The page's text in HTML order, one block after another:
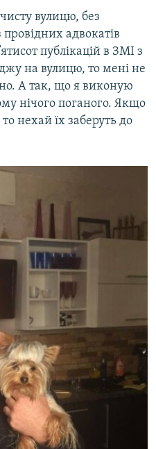
вулицю, без
адвокатів
публікацій в ЗМІ з
на вулицю, то мені не
А так, що я виконую
нічого поганого. Якщо
нехай їх заберуть до